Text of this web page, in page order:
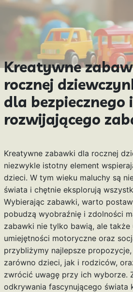
Kreatywne
rocznej
dla bezpiecznego i
rozwijającego
Kreatywne zabawki dla rocznej
niezwykle istotny element
dzieci. W tym wieku maluchy są
świata i chętnie eksplorują
Wybierając zabawki, warto
pobudzą wyobraźnię i zdolności
zabawki nie tylko bawią, ale także
umiejętności motoryczne oraz
przybliżymy najlepsze
zarówno dzieci, jak i rodziców,
zwrócić uwagę przy ich wyborze.
odkrywania fascynującego świata